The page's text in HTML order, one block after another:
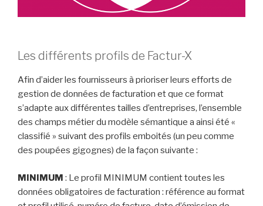
Les différents profils de Factur-X
Afin d’aider les fournisseurs à prioriser leurs efforts de
gestion de données de facturation et que ce format
s’adapte aux différentes tailles d’entreprises, l’ensemble
des champs métier du modèle sémantique a ainsi été «
classifié » suivant des profils emboités (un peu comme
des poupées gigognes) de la façon suivante :
MINIMUM : Le profil MINIMUM contient toutes les
données obligatoires de facturation : référence au format